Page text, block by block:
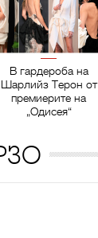
В гардероба на
Шарлийз Терон от
премиерите на
„Одисея“